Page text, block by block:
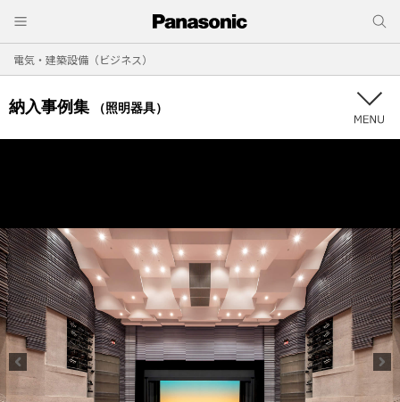
電気・建築設備（ビジネス）
納入事例集 （照明器具）